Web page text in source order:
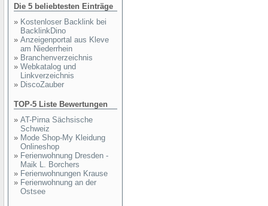
Die 5 beliebtesten Einträge
» Kostenloser Backlink bei
BacklinkDino
» Anzeigenportal aus Kleve
am Niederrhein
» Branchenverzeichnis
» Webkatalog und
Linkverzeichnis
» DiscoZauber
TOP-5 Liste Bewertungen
» AT-Pirna Sächsische
Schweiz
» Mode Shop-My Kleidung
Onlineshop
» Ferienwohnung Dresden -
Maik L. Borchers
» Ferienwohnungen Krause
» Ferienwohnung an der
Ostsee